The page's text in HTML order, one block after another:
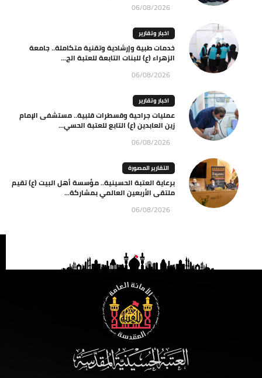
06/08/2026
اخبار وتقارير
خدمات طبية وإرشادية وتقنية متكاملة.. جامعة
الزهراء (ع) للبنات التابعة للعتبة الح...
06/08/2026
اخبار وتقارير
عمليات جراحية وقسطرات قلبية.. مستشفى الإمام
زين العابدين (ع) التابع للعتبة الحسي...
06/08/2026
التقارير المصورة
برعاية العتبة الحسينية.. مؤسسة أهل البيت (ع) تقيم
ملتقى الأربعين العالمي بمشاركة...
06/08/2026